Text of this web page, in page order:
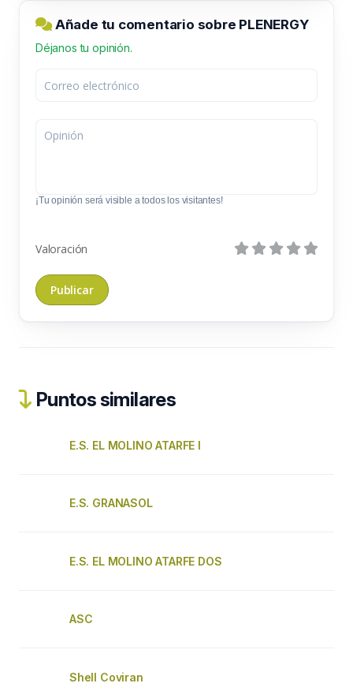
Añade tu comentario sobre PLENERGY
Déjanos tu opinión.
¡Tu opinión será visible a todos los visitantes!
Valoración
Puntos similares
E.S. EL MOLINO ATARFE I
E.S. GRANASOL
E.S. EL MOLINO ATARFE DOS
ASC
Shell Coviran